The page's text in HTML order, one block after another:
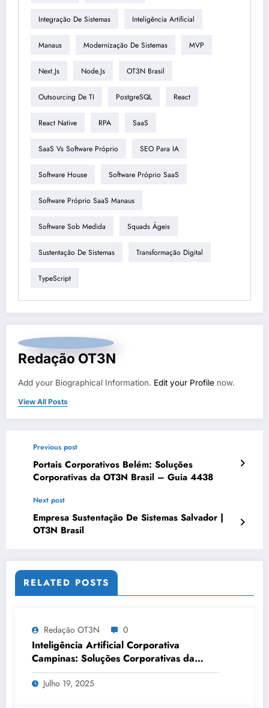
Integração De Sistemas Inteligência Artificial
Manaus Modernização De Sistemas MVP
Next.js Node.js OT3N Brasil
Outsourcing De TI PostgreSQL React
React Native RPA SaaS
SaaS Vs Software Próprio SEO Para IA
Software House Software Próprio SaaS
Software Próprio SaaS Manaus
Software Sob Medida Squads Ágeis
Sustentação De Sistemas Transformação Digital
TypeScript
Redação OT3N
Add your Biographical Information. Edit your Profile now.
View All Posts
Previous post
Portais Corporativos Belém: Soluções
Corporativas da OT3N Brasil – Guia 4438
Next post
Empresa Sustentação De Sistemas Salvador |
OT3N Brasil
RELATED POSTS
Redação OT3N 0
Inteligência Artificial Corporativa
Campinas: Soluções Corporativas da
OT3N Brasil – Guia 3083
Julho 19, 2025